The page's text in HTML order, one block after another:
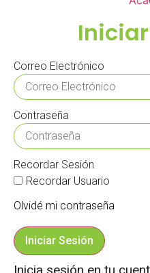
Correo Electrónico
Contraseña
Recordar Sesión
Recordar Usuario
Olvidé mi contraseña
Iniciar Sesión
Inicia sesión en tu